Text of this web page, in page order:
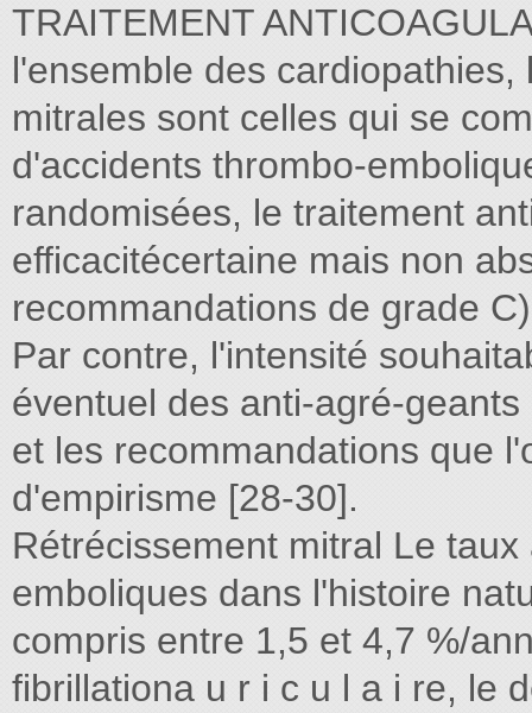
TRAITEMENT
l'ensemble des
mitrales sont celles qui se
d'accidents thrombo-
randomisées, le traitement
efficacitécertaine mais non
recommandations de grade
Par contre, l'intensité
éventuel des anti-agré-
et les recommandations que
d'empirisme [28-30].
Rétrécissement mitral Le
emboliques dans l'histoire
compris entre 1,5 et 4,7 %/
fibrillationa u r i c u l a i re, le